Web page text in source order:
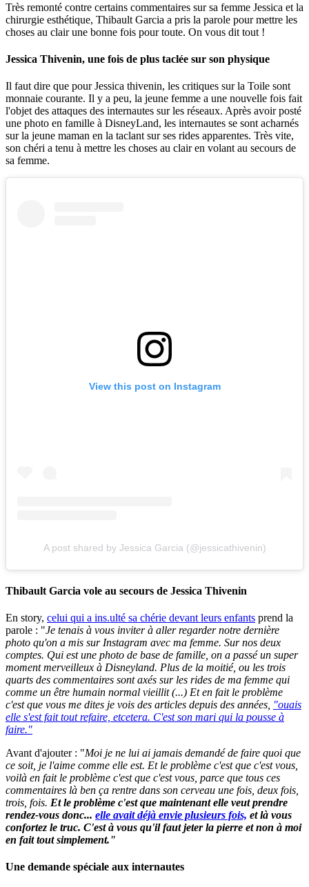
Très remonté contre certains commentaires sur sa femme Jessica et la
chirurgie esthétique, Thibault Garcia a pris la parole pour mettre les
choses au clair une bonne fois pour toute. On vous dit tout !
Jessica Thivenin, une fois de plus taclée sur son physique
Il faut dire que pour Jessica thivenin, les critiques sur la Toile sont
monnaie courante. Il y a peu, la jeune femme a une nouvelle fois fait
l'objet des attaques des internautes sur les réseaux. Après avoir posté
une photo en famille à DisneyLand, les internautes se sont acharnés
sur la jeune maman en la taclant sur ses rides apparentes. Très vite,
son chéri a tenu à mettre les choses au clair en volant au secours de
sa femme.
View this post on Instagram
A post shared by Jessica Garcia (@jessicathivenin)
Thibault Garcia vole au secours de Jessica Thivenin
En story, celui qui a ins.ulté sa chérie devant leurs enfants prend la
parole : "Je tenais à vous inviter à aller regarder notre dernière
photo qu'on a mis sur Instagram avec ma femme. Sur nos deux
comptes. Qui est une photo de base de famille, on a passé un super
moment merveilleux à Disneyland. Plus de la moitié, ou les trois
quarts des commentaires sont axés sur les rides de ma femme qui
comme un être humain normal vieillit (...) Et en fait le problème
c'est que vous me dites je vois des articles depuis des années, "ouais
elle s'est fait tout refaire, etcetera. C'est son mari qui la pousse à
faire."
Avant d'ajouter : "Moi je ne lui ai jamais demandé de faire quoi que
ce soit, je l'aime comme elle est. Et le problème c'est que c'est vous,
voilà en fait le problème c'est que c'est vous, parce que tous ces
commentaires là ben ça rentre dans son cerveau une fois, deux fois,
trois, fois. Et le problème c'est que maintenant elle veut prendre
rendez-vous donc... elle avait déjà envie plusieurs fois, et là vous
confortez le truc. C'est à vous qu'il faut jeter la pierre et non à moi
en fait tout simplement."
Une demande spéciale aux internautes